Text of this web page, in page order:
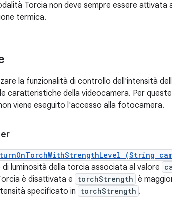
Torcia non deve sempre essere attivata
termica.
la funzionalità di controllo dell'intensità
caratteristiche della videocamera. Per
viene eseguito l'accesso alla fotocamera.
(String
di luminosità della torcia associata al valore
è disattivata e torchStrength è
specificato in torchStrength .